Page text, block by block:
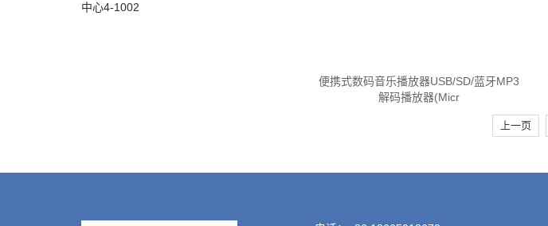
便携式数码音乐播放器USB/SD/蓝牙MP3
解码播放器(Micr
上一页
中心4-1002